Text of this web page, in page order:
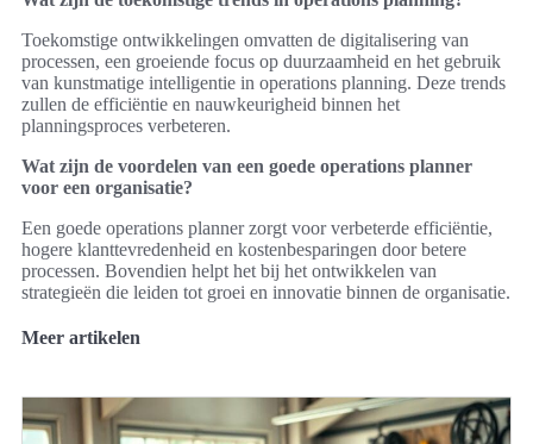
Toekomstige ontwikkelingen omvatten de digitalisering van
processen, een groeiende focus op duurzaamheid en het gebruik
van kunstmatige intelligentie in operations planning. Deze trends
zullen de efficiëntie en nauwkeurigheid binnen het
planningsproces verbeteren.
Wat zijn de voordelen van een goede operations planner
voor een organisatie?
Een goede operations planner zorgt voor verbeterde efficiëntie,
hogere klanttevredenheid en kostenbesparingen door betere
processen. Bovendien helpt het bij het ontwikkelen van
strategieën die leiden tot groei en innovatie binnen de organisatie.
Meer artikelen